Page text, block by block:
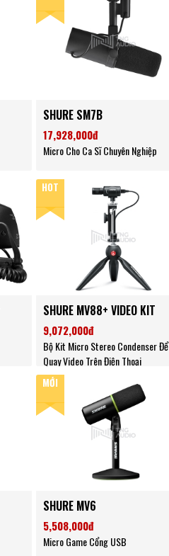
SHURE SM7B
17,928,000đ
Micro Cho Ca Sĩ Chuyên Nghiệp
HOT
SHURE MV88+ VIDEO KIT
9,072,000đ
Bộ Kit Micro Stereo Condenser Để
Quay Video Trên Điện Thoại
MỚI
SHURE MV6
5,508,000đ
Micro Game Cổng USB